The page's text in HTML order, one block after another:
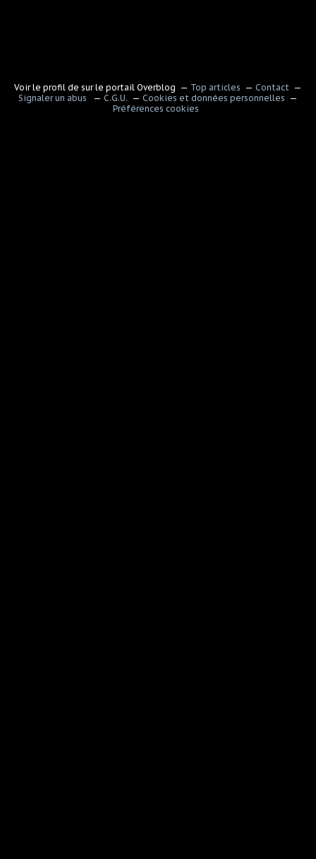
Voir le profil de sur le portail Overblog Top articles
Contact
Signaler un abus
C.G.U.
Cookies et données personnelles
Préférences cookies